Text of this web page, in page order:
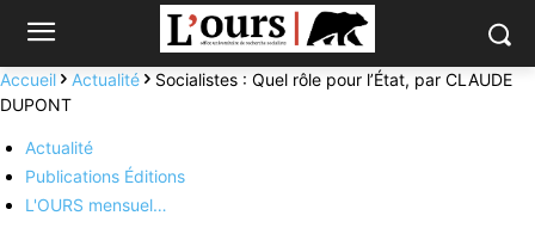
Accueil Actualité
Socialistes : Quel rôle pour l’État, par CLAUDE
DUPONT
Actualité
Publications Éditions
L'OURS mensuel…